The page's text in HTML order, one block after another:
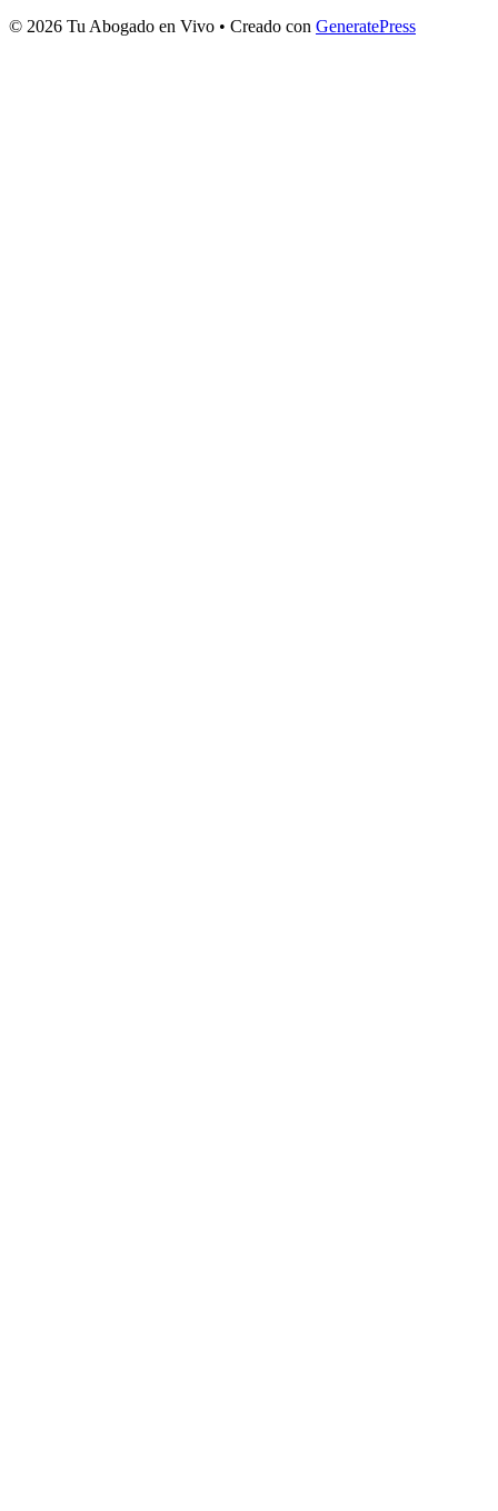
© 2026 Tu Abogado en Vivo • Creado con GeneratePress